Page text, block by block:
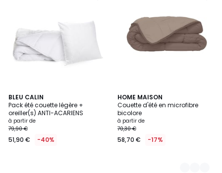
BLEU CALIN
Pack été couette légère +
oreiller(s) ANTI-ACARIENS
à partir de
79,90 €
51,90 € -40%
HOME MAISON
Couette d'été en microfibre
bicolore
à partir de
70,30 €
58,70 € -17%
3
Couleurs